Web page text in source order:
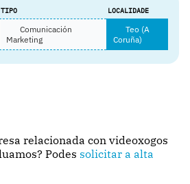
TIPO LOCALIDADE
Comunicación
Marketing
Teo (A
Coruña)
relacionada con videoxogos
Podes solicitar a alta